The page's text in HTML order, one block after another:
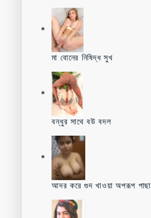
মা বোনের নিষিদ্ধ সুখ
বন্ধুর সাথে বউ বদল
আদর করে গুদ খাওয়া অপরূপ পাছা